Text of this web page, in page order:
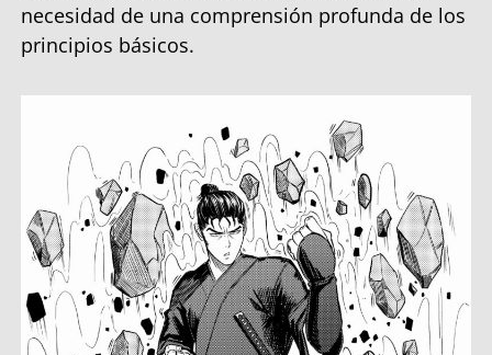
necesidad de una comprensión profunda de los
principios básicos.